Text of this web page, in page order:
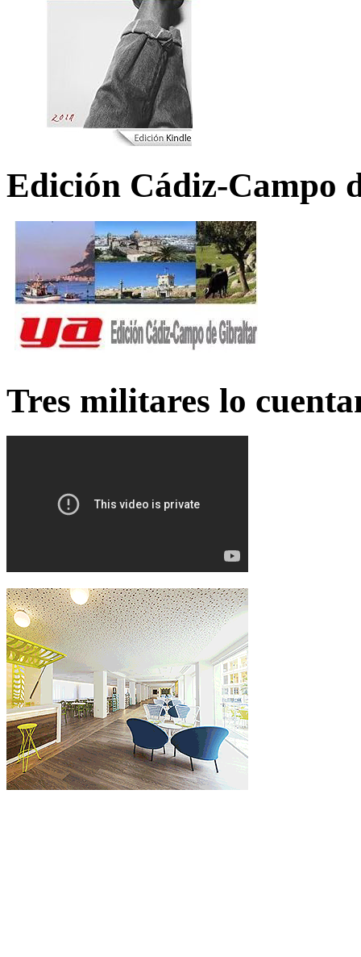
Edición Cádiz-Campo
Tres militares lo